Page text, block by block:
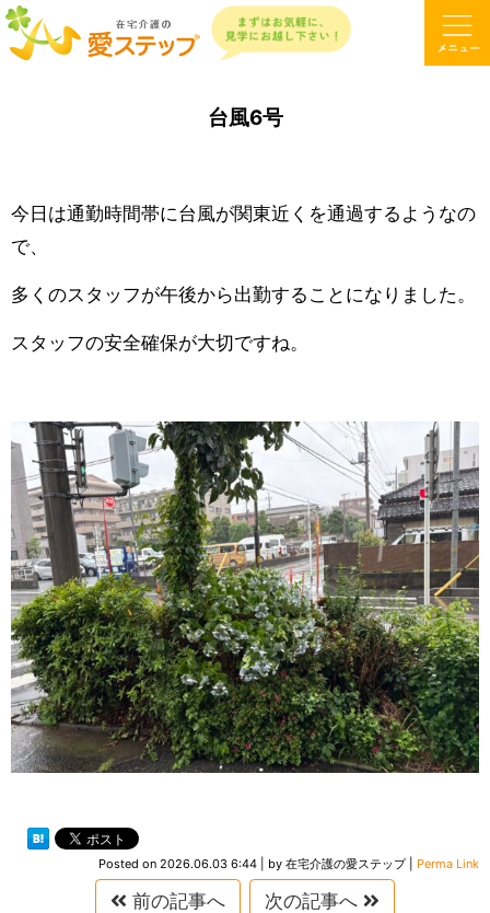
台風6号
今日は通勤時間帯に台風が関東近くを通過するようなの
で、
多くのスタッフが午後から出勤することになりました。
スタッフの安全確保が大切ですね。
Posted on 2026.06.03 6:44 by 在宅介護の愛ステップ| Perma Link
前の記事へ 次の記事へ